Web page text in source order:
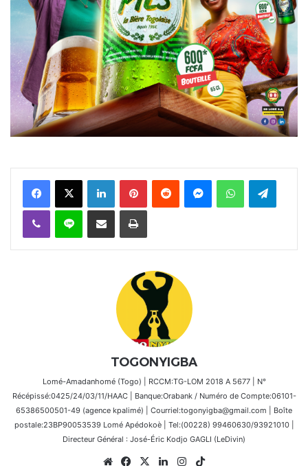
FacebookX Linkedin PinterestReddit MessengerWhatsAppTelegram
Viber Ligne Partager par email Imprimer
TOGONYIGBA
Lomé-Amadanhomé (Togo) | RCCM:TG-LOM 2018 A 5677 | N°
Récépissé:0425/24/03/11/HAAC | Banque:Orabank / Numéro de Compte:06101-
65386500501-49 (agence kpalimé) | Courriel:togonyigba@gmail.com | Boîte
postale:23BP90053539 Lomé Apédokoè | Tel:(00228) 99460630/93921010 |
Directeur Général : José-Éric Kodjo GAGLI (LeDivin)
WebsiteFacebook
X LinkedinInstagram